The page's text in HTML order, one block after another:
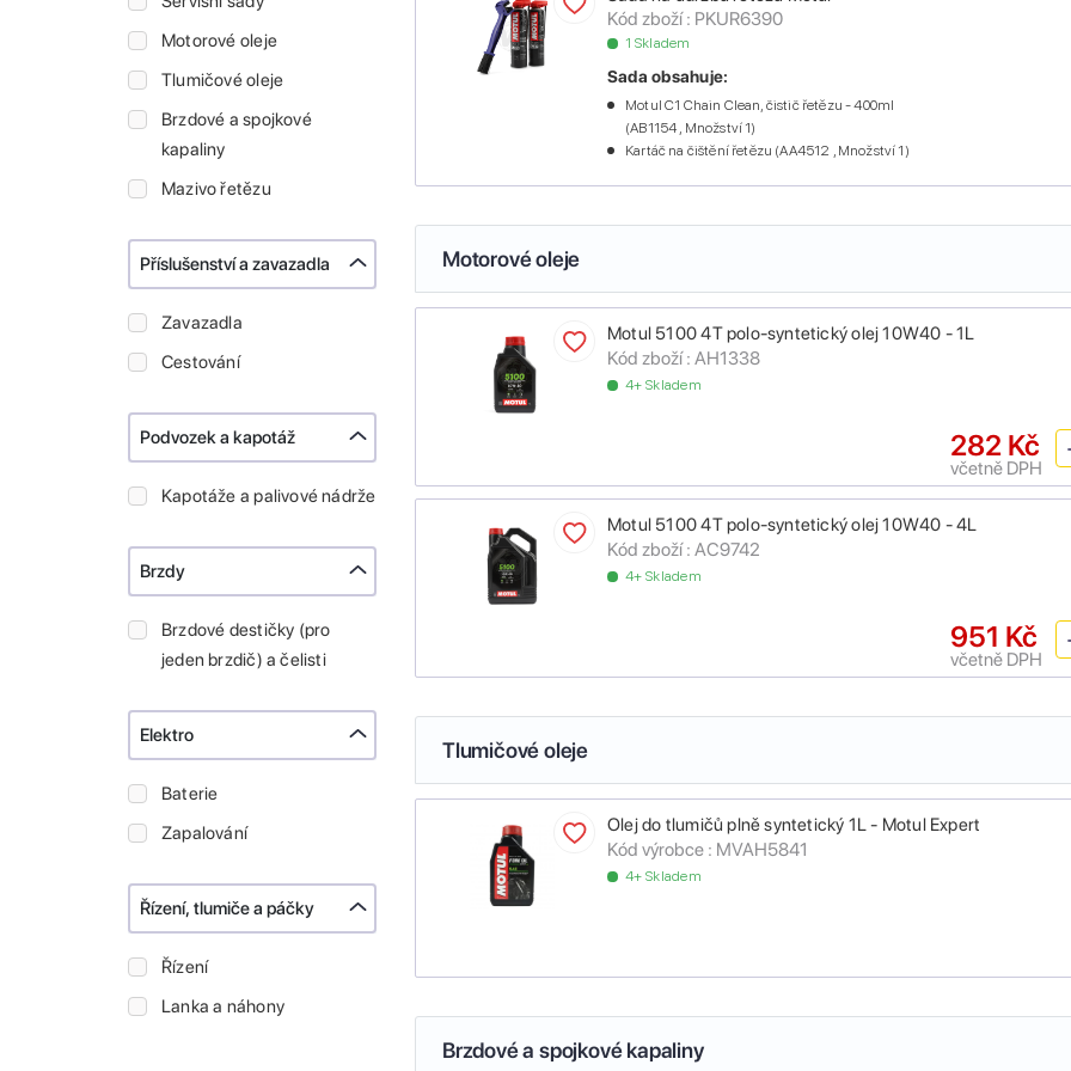
Motorové oleje
Tlumičové oleje
Brzdové a spojkové
kapaliny
Mazivo řetězu
Příslušenství a zavazadla
Zavazadla
Cestování
Podvozek a kapotáž
Kapotáže a palivové nádrže
Brzdy
Brzdové destičky (pro
jeden brzdič) a čelisti
Elektro
Baterie
Zapalování
Řízení, tlumiče a páčky
Řízení
Lanka a náhony
Kód zboží : PKUR6390
1 Skladem
Sada obsahuje:
Motul C1 Chain Clean, čistič řetězu - 400ml
(AB1154 , Množství 1)
Kartáč na čištění řetězu (AA4512 , Množství 1)
Motorové oleje
Motul 5100 4T polo-syntetický olej 10W40 - 1L
Kód zboží : AH1338
4+ Skladem
282 Kč
včetně DPH
Motul 5100 4T polo-syntetický olej 10W40 - 4L
Kód zboží : AC9742
4+ Skladem
951 Kč
včetně DPH
Tlumičové oleje
Olej do tlumičů plně syntetický 1L - Motul Expert
Kód výrobce : MVAH5841
4+ Skladem
Brzdové a spojkové kapaliny